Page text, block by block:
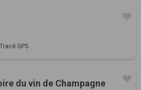
Tracé GPS
du vin de Champagne